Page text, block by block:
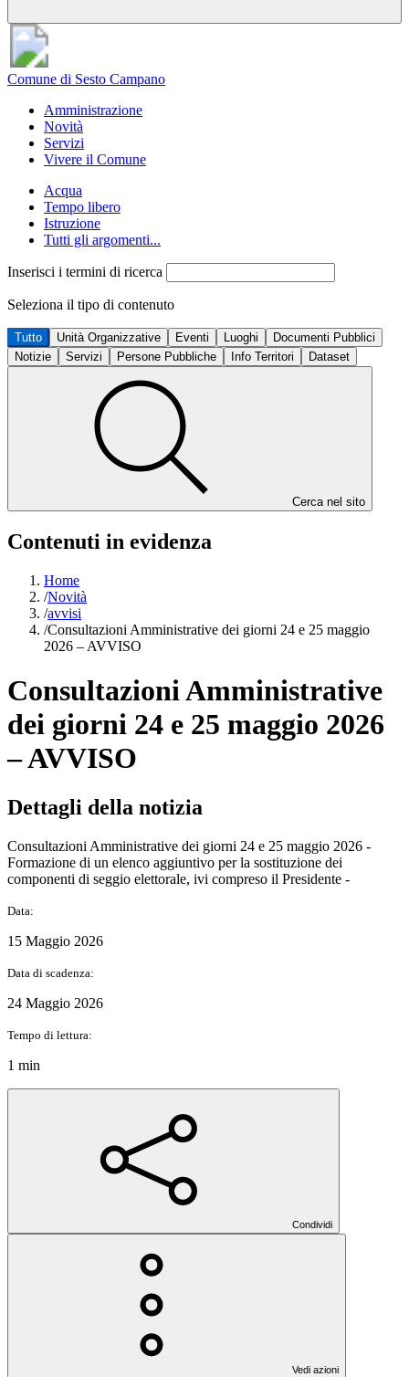
Comune di Sesto Campano
Amministrazione
Novità
Servizi
Vivere il Comune
Acqua
Tempo libero
Istruzione
Tutti gli argomenti...
Inserisci i termini di ricerca
Seleziona il tipo di contenuto
Tutto Unità Organizzative Eventi Luoghi
Documenti Pubblici
Notizie
Servizi Persone Pubbliche Info Territori Dataset
Cerca nel sito
Contenuti in evidenza
Home
/Novità
/avvisi
/Consultazioni Amministrative dei giorni 24 e 25 maggio
2026 – AVVISO
Consultazioni Amministrative
dei giorni 24 e 25 maggio 2026
– AVVISO
Dettagli della notizia
Consultazioni Amministrative dei giorni 24 e 25 maggio 2026 -
Formazione di un elenco aggiuntivo per la sostituzione dei
componenti di seggio elettorale, ivi compreso il Presidente -
Data:
15 Maggio 2026
Data di scadenza:
24 Maggio 2026
Tempo di lettura:
1 min
Condividi
Vedi azioni